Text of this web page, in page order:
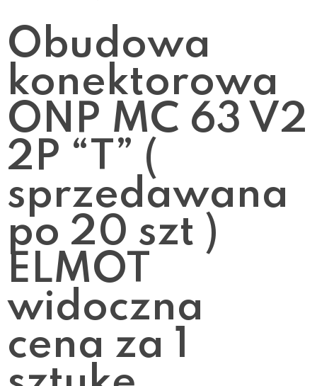
Obudowa
konektorowa
ONP MC 63 V2
2P “T” (
sprzedawana
po 20 szt )
ELMOT
widoczna
cena za 1